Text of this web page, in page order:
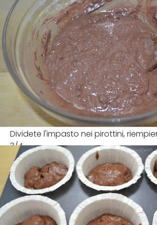
Dividete l'impasto nei pirottini,
3/4.